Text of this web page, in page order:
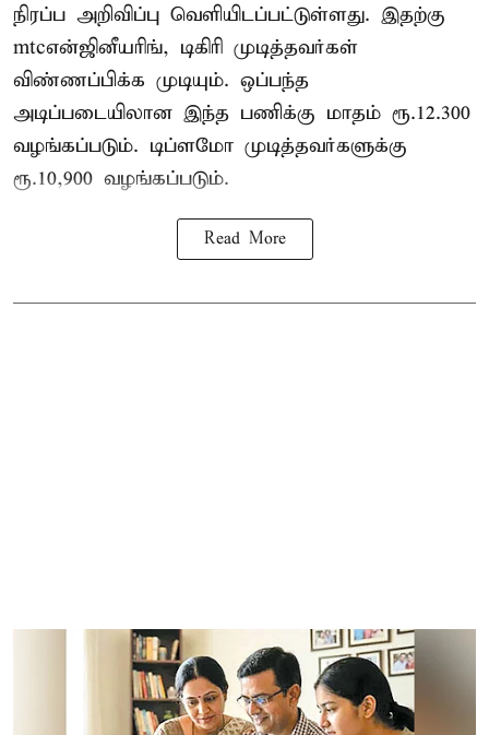
நிரப்ப அறிவிப்பு வெளியிடப்பட்டுள்ளது. இதற்கு
mtcஎன்ஜினீயரிங், டிகிரி முடித்தவர்கள்
விண்ணப்பிக்க முடியும். ஒப்பந்த
அடிப்படையிலான இந்த பணிக்கு மாதம் ரூ.12.300
வழங்கப்படும். டிப்ளமோ முடித்தவர்களுக்கு
ரூ.10,900 வழங்கப்படும்.
Read More